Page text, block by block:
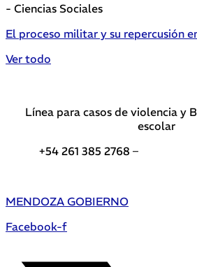
- Ciencias Sociales
El proceso militar y su repercusión
Ver todo
Línea para casos de violencia y
escolar
+54 261 385 2768 –
MENDOZA GOBIERNO
Facebook-f